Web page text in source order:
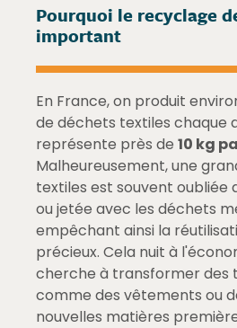
Pourquoi le recyclage
important
En France, on produit
de déchets textiles chaque
représente près de 10 kg
Malheureusement, une
textiles est souvent oubliée
ou jetée avec les déchets
empêchant ainsi la
précieux. Cela nuit à
cherche à transformer des
comme des vêtements ou
nouvelles matières